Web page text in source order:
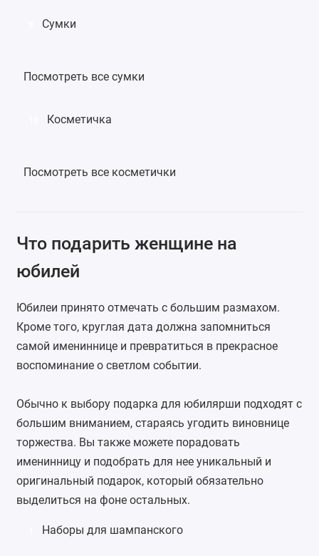
Сумки
Посмотреть все сумки
Косметичка
Посмотреть все косметички
Что подарить женщине на
юбилей
Юбилеи принято отмечать с большим размахом.
Кроме того, круглая дата должна запомниться
самой имениннице и превратиться в прекрасное
воспоминание о светлом событии.
Обычно к выбору подарка для юбилярши подходят с
большим вниманием, стараясь угодить виновнице
торжества. Вы также можете порадовать
именинницу и подобрать для нее уникальный и
оригинальный подарок, который обязательно
выделиться на фоне остальных.
Наборы для шампанского